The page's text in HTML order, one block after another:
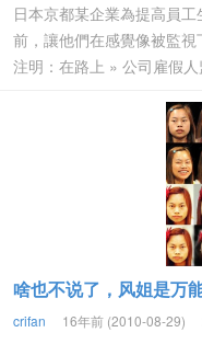
日本京都某企業為提高員
前，讓他們在感覺像被監
注明：在路上 » 公司雇假
啥也不说了，风姐是万能
crifan 16年前 (2010-08-29)